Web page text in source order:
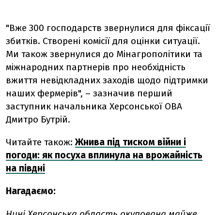
"Вже 300 господарств звернулися для фіксації
збитків. Створені комісії для оцінки ситуації.
Ми також звернулися до Мінагрополітики та
міжнародних партнерів про необхідність
вжиття невідкладних заходів щодо підтримки
наших фермерів", – зазначив перший
заступник начальника Херсонської ОВА
Дмитро Бутрій.
Читайте також: Жнива під тиском війни і
погоди: як посуха вплинула на врожайність
на півдні
Нагадаємо: